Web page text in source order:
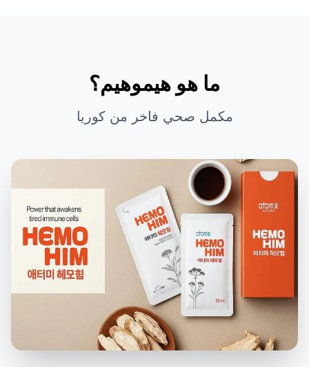
ما هو هيموهيم؟
مكمل صحي فاخر من كوريا